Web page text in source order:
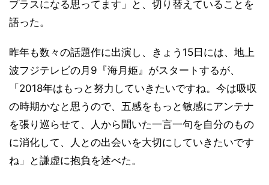
プラスになる思ってます」と、切り替えていることを
語った。
昨年も数々の話題作に出演し、きょう15日には、地上
波フジテレビの月9『海月姫』がスタートするが、
「2018年はもっと努力していきたいですね。今は吸収
の時期かなと思うので、五感をもっと敏感にアンテナ
を張り巡らせて、人から聞いた一言一句を自分のもの
に消化して、人との出会いを大切にしていきたいです
ね」と謙虚に抱負を述べた。